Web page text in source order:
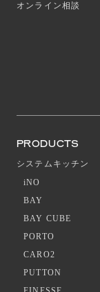
オンライン相談
PRODUCTS
システムキッチン
iNO
BAY
BAY CUBE
PORTO
CARO2
PUTTON